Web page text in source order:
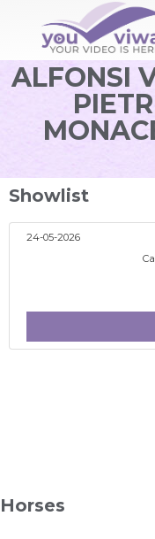
ALFONSI
Showlist
24-05-2026
Horses